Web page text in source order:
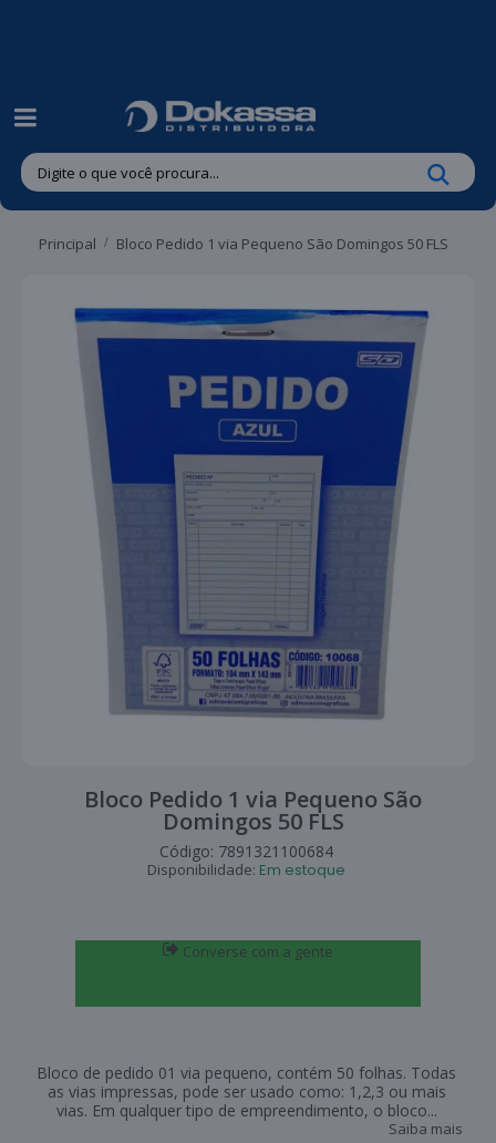
Principal Bloco Pedido 1 via Pequeno São Domingos 50 FLS
Bloco Pedido 1 via Pequeno São
Domingos 50 FLS
Código: 7891321100684
Disponibilidade: Em estoque
Converse com a gente
Bloco de pedido 01 via pequeno, contém 50 folhas. Todas
as vias impressas, pode ser usado como: 1,2,3 ou mais
vias. Em qualquer tipo de empreendimento, o bloco...
Saiba mais